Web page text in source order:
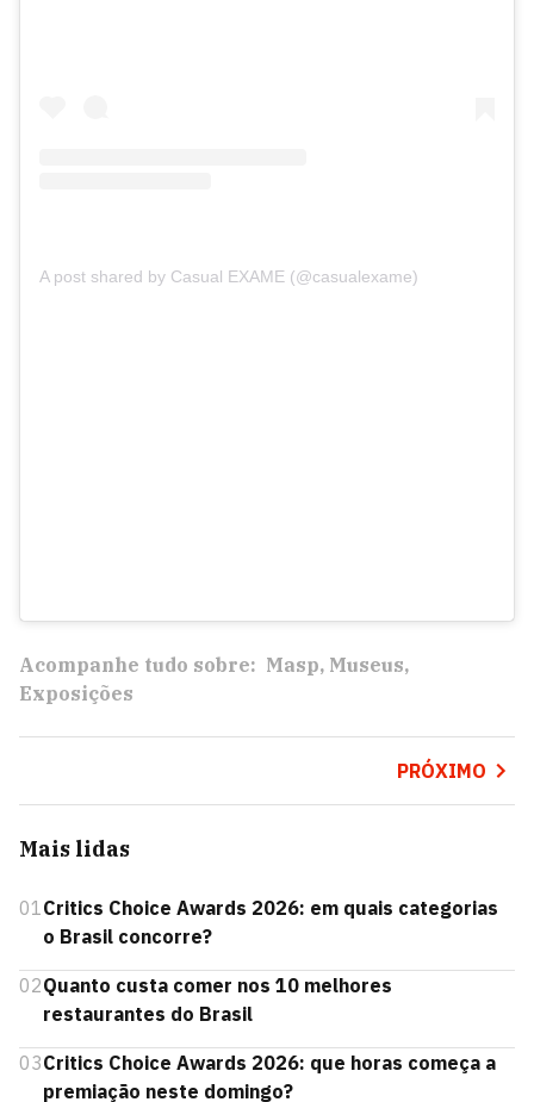
A post shared by Casual EXAME (@casualexame)
Acompanhe tudo sobre: Masp Museus
Exposições
PRÓXIMO
Mais lidas
01Critics Choice Awards 2026: em quais categorias
o Brasil concorre?
02Quanto custa comer nos 10 melhores
restaurantes do Brasil
03Critics Choice Awards 2026: que horas começa a
premiação neste domingo?